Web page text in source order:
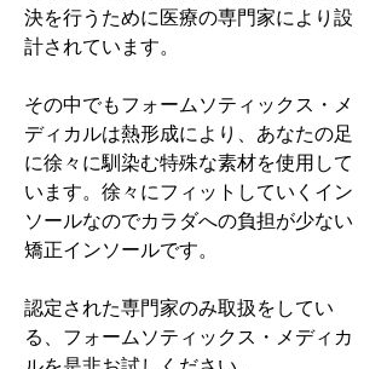
決を行うために医療の専門家により設
計されています。
その中でもフォームソティックス・メ
ディカルは熱形成により、あなたの足
に徐々に馴染む特殊な素材を使用して
います。徐々にフィットしていくイン
ソールなのでカラダへの負担が少ない
矯正インソールです。
認定された専門家のみ取扱をしてい
る、フォームソティックス・メディカ